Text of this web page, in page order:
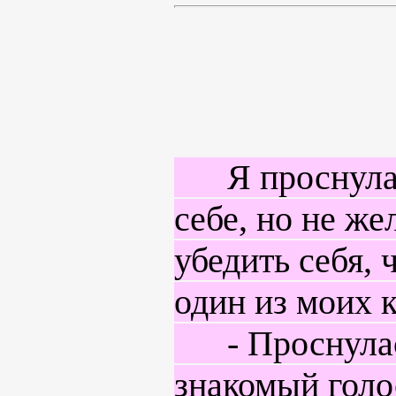
Я
себе, но не
убедить себя,
один из моих
-
знакомый